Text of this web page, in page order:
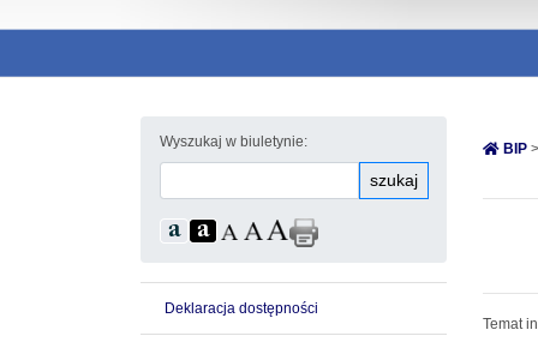
Wyszukaj w biuletynie:
szukaj
Deklaracja dostępności
BIP
Temat